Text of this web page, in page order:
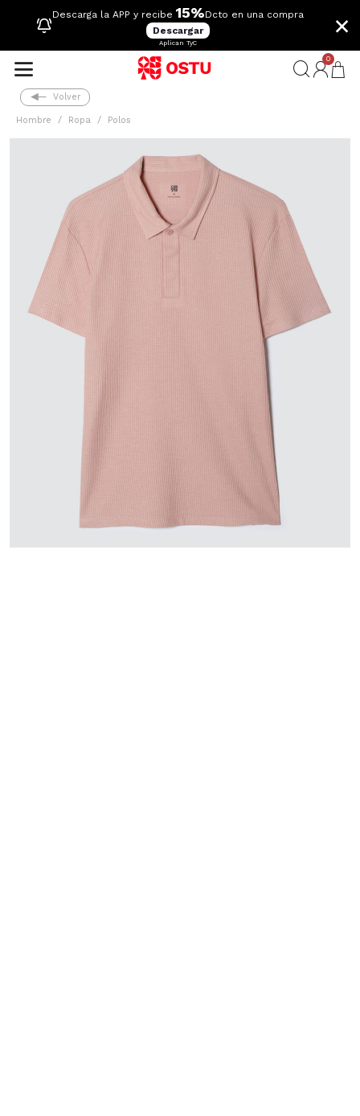
Descarga la APP y recibe 15%Dcto en una compra
Descargar
Aplican TyC
×
0
Volver
Hombre Ropa Polos